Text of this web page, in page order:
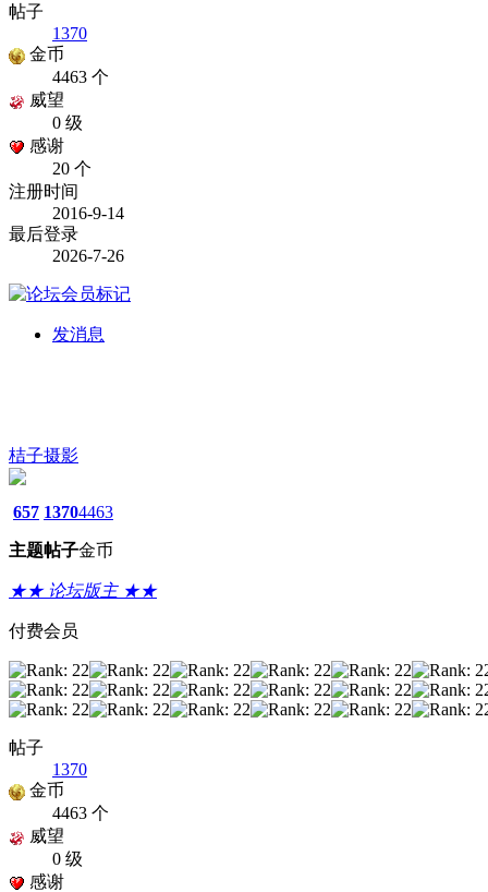
帖子
1370
金币
4463 个
威望
0 级
感谢
20 个
注册时间
2016-9-14
最后登录
2026-7-26
发消息
桔子摄影
657
主题
1370
帖子
4463
金币
★★ 论坛版主 ★★
付费会员
帖子
1370
金币
4463 个
威望
0 级
感谢